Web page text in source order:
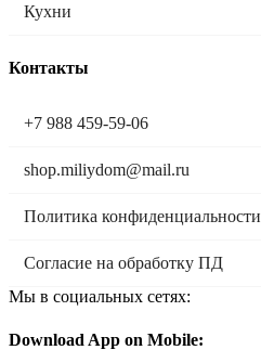
Кухни
Контакты
+7 988 459-59-06
shop.miliydom@mail.ru
Политика конфиденциальности
Согласие на обработку ПД
Мы в социальных сетях:
Download App on Mobile: